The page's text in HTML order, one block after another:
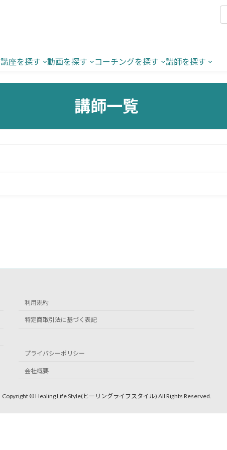
講座を探す 動画を探す コーチングを探す 講師を探す
講師一覧
利用規約
特定商取引法に基づく表記
プライバシーポリシー
会社概要
Copyright © Healing Life Style(ヒーリングライフスタイル) All Rights Reserved.